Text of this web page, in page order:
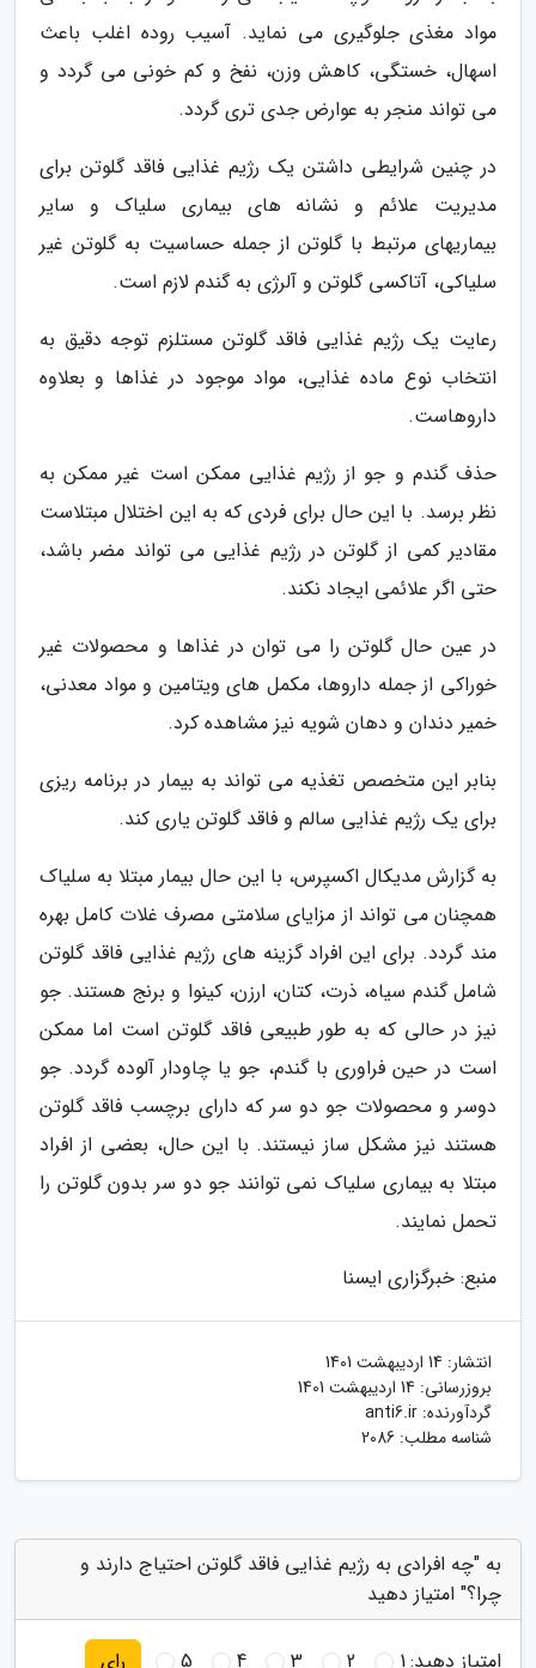
مواد مغذی جلوگیری می نماید. آسیب روده اغلب باعث
اسهال، خستگی، کاهش وزن، نفخ و کم خونی می گردد و
می تواند منجر به عوارض جدی تری گردد.
در چنین شرایطی داشتن یک رژیم غذایی فاقد گلوتن برای
مدیریت علائم و نشانه های بیماری سلیاک و سایر
بیماریهای مرتبط با گلوتن از جمله حساسیت به گلوتن غیر
سلیاکی، آتاکسی گلوتن و آلرژی به گندم لازم است.
رعایت یک رژیم غذایی فاقد گلوتن مستلزم توجه دقیق به
انتخاب نوع ماده غذایی، مواد موجود در غذاها و بعلاوه
داروهاست.
حذف گندم و جو از رژیم غذایی ممکن است غیر ممکن به
نظر برسد. با این حال برای فردی که به این اختلال مبتلاست
مقادیر کمی از گلوتن در رژیم غذایی می تواند مضر باشد،
حتی اگر علائمی ایجاد نکند.
در عین حال گلوتن را می توان در غذاها و محصولات غیر
خوراکی از جمله داروها، مکمل های ویتامین و مواد معدنی،
خمیر دندان و دهان شویه نیز مشاهده کرد.
بنابر این متخصص تغذیه می تواند به بیمار در برنامه ریزی
برای یک رژیم غذایی سالم و فاقد گلوتن یاری کند.
به گزارش مدیکال اکسپرس، با این حال بیمار مبتلا به سلیاک
همچنان می تواند از مزایای سلامتی مصرف غلات کامل بهره
مند گردد. برای این افراد گزینه های رژیم غذایی فاقد گلوتن
شامل گندم سیاه، ذرت، کتان، ارزن، کینوا و برنج هستند. جو
نیز در حالی که به طور طبیعی فاقد گلوتن است اما ممکن
است در حین فراوری با گندم، جو یا چاودار آلوده گردد. جو
دوسر و محصولات جو دو سر که دارای برچسب فاقد گلوتن
هستند نیز مشکل ساز نیستند. با این حال، بعضی از افراد
مبتلا به بیماری سلیاک نمی توانند جو دو سر بدون گلوتن را
تحمل نمایند.
منبع: خبرگزاری ایسنا
انتشار: 14 اردیبهشت 1401
بروزرسانی: 14 اردیبهشت 1401
گردآورنده: anti6.ir
شناسه مطلب: 2086
به "چه افرادی به رژیم غذایی فاقد گلوتن احتیاج دارند و
چرا؟" امتیاز دهید
امتیاز دهید:1
2
3
4
5 رای